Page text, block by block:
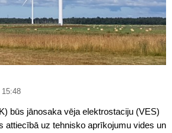
15:48
būs jānosaka vēja elektrostaciju (VES)
attiecībā uz tehnisko aprīkojumu vides un